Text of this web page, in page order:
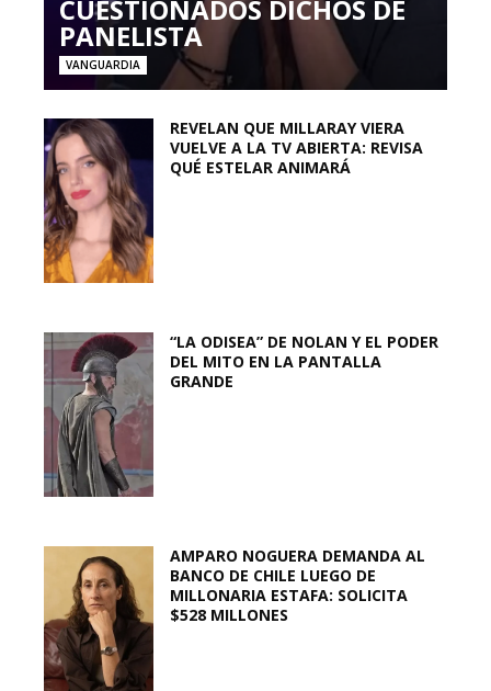
CUESTIONADOS DICHOS DE
PANELISTA
VANGUARDIA
REVELAN QUE MILLARAY VIERA
VUELVE A LA TV ABIERTA: REVISA
QUÉ ESTELAR ANIMARÁ
“LA ODISEA” DE NOLAN Y EL PODER
DEL MITO EN LA PANTALLA
GRANDE
AMPARO NOGUERA DEMANDA AL
BANCO DE CHILE LUEGO DE
MILLONARIA ESTAFA: SOLICITA
$528 MILLONES